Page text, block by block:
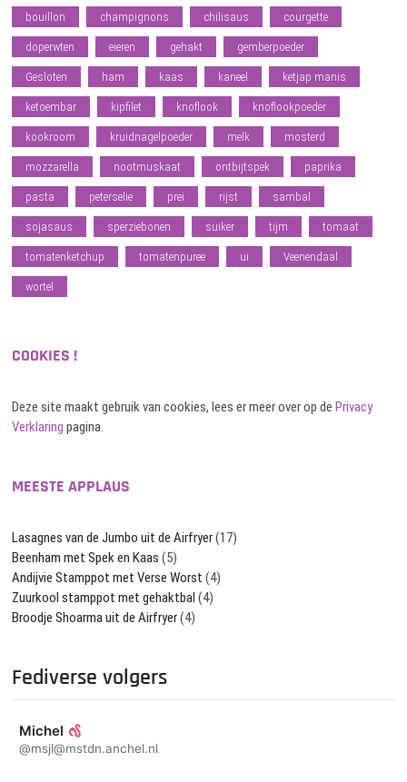
bouillon champignons chilisaus courgette
doperwten eieren gehakt gemberpoeder
Gesloten ham kaas kaneel ketjap manis
ketoembar kipfilet knoflook knoflookpoeder
kookroom kruidnagelpoeder melk mosterd
mozzarella nootmuskaat ontbijtspek paprika
pasta peterselie prei rijst sambal
sojasaus sperziebonen suiker tijm tomaat
tomatenketchup tomatenpuree ui Veenendaal
wortel
COOKIES !
Deze site maakt gebruik van cookies, lees er meer over op dePrivacy
Verklaring pagina.
MEESTE APPLAUS
Lasagnes van de Jumbo uit de Airfryer(17)
Beenham met Spek en Kaas (5)
Andijvie Stamppot met Verse Worst (4)
Zuurkool stamppot met gehaktbal (4)
Broodje Shoarma uit de Airfryer(4)
Fediverse volgers
Michel
@msjl@mstdn.anchel.nl